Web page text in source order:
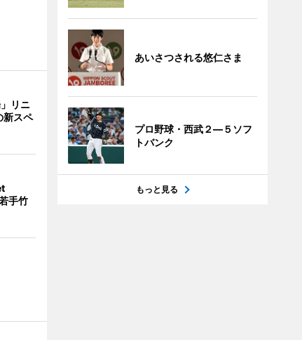
リニ
スペ
手竹
あいさつされる悠仁さま
プロ野球・西武２―５ソフ
トバンク
もっと見る